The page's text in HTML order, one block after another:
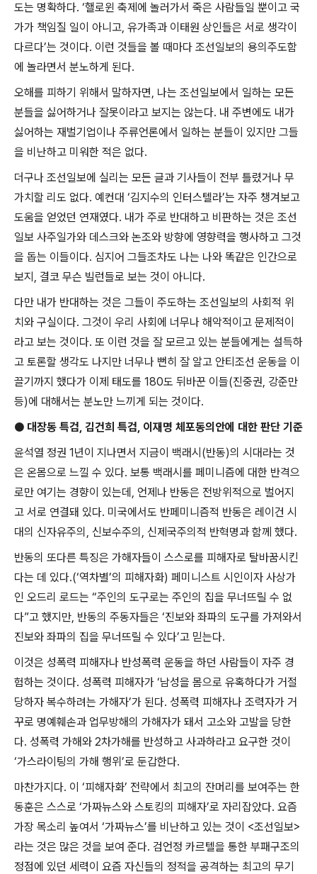
도는 명확하다. ‘핼로윈 축제에 놀러가서 죽은 사람들일 뿐이고 국
가가 책임질 일이 아니고, 유가족과 이태원 상인들은 서로 생각이
다르다’는 것이다. 이런 것들을 볼 때마다 조선일보의 용의주도함
에 놀라면서 분노하게 된다.
오해를 피하기 위해서 말하자면, 나는 조선일보에서 일하는 모든
분들을 싫어하거나 잘못이라고 보지는 않는다. 내 주변에도 내가
싫어하는 재벌기업이나 주류언론에서 일하는 분들이 있지만 그들
을 비난하고 미워한 적은 없다.
더구나 조선일보에 실리는 모든 글과 기사들이 전부 틀렸거나 무
가치할 리도 없다. 예컨대 ‘김지수의 인터스텔라’는 자주 챙겨보고
도움을 얻었던 연재였다. 내가 주로 반대하고 비판하는 것은 조선
일보 사주일가와 데스크와 논조와 방향에 영향력을 행사하고 그것
을 돕는 이들이다. 심지어 그들조차도 나는 나와 똑같은 인간으로
보지 , 결코 무슨 빌런들로 보는 것이 아니다.
다만 내가 반대하는 것은 그들이 주도하는 조선일보의 사회적 위
치와 구실이다. 그것이 우리 사회에 너무나 해악적이고 문제적이
라고 보는 것이다. 또 이런 것을 잘 모르고 있는 분들에게는 설득하
고 토론할 생각도 나지만 너무나 뻔히 잘 알고 안티조선 운동을 이
끌기까지 했다가 이제 태도를 180도 뒤바꾼 이들(진중권, 강준만
등)에 대해서는 분노만 느끼게 되는 것이다.
● 대장동 특검, 김건희 특검, 이재명 체포동의안에 대한 판단 기준
윤석열 정권 1년이 지나면서 지금이 백래시 (반동)의 시대라는 것
은 온몸으로 느낄 수 있다. 보통 백래시를 페미니즘에 대한 반격으
로만 여기는 경향이 있는데 , 언제나 반동은 전방위적으로 벌어지
고 서로 연결돼 있다. 미국에서도 반페미니즘적 반동은 레이건 시
대의 신자유주의 , 신보수주의 , 신제국주의적 반혁명과 함께 했다.
반동의 또다른 특징은 가해자들이 스스로를 피해자로 탈바꿈시킨
다는 데 있다.(‘역차별’의 피해자화) 페미니스트 시인이자 사상가
인 오드리 로드는 “주인의 도구로는 주인의 집을 무너뜨릴 수 없
다”고 했지만, 반동의 주동자들은 ‘진보와 좌파의 도구를 가져와서
진보와 좌파의 집을 무너뜨릴 수 있다’고 믿는다.
이것은 성폭력 피해자나 반성폭력 운동을 하던 사람들이 자주 경
험하는 것이다. 성폭력 피해자가 ‘남성을 몸으로 유혹하다가 거절
당하자 복수하려는 가해자’가 된다. 성폭력 피해자나 조력자가 거
꾸로 명예훼손과 업무방해의 가해자가 돼서 고소와 고발을 당한
다. 성폭력 가해와 2차가해를 반성하고 사과하라고 요구한 것이
‘가스라이팅의 가해 행위 ’로 둔갑한다.
마찬가지다. 이 ‘피해자화’ 전략에서 최고의 잔머리를 보여주는 한
동훈은 스스로 ‘가짜뉴스와 스토킹의 피해자’로 자리잡았다. 요즘
가장 목소리 높여서 ‘가짜뉴스’를 비난하고 있는 것이 <조선일보>
라는 것은 많은 것을 보여 준다. 검언정 카르텔을 통한 부패구조의
정점에 있던 세력이 요즘 자신들의 정적을 공격하는 최고의 무기